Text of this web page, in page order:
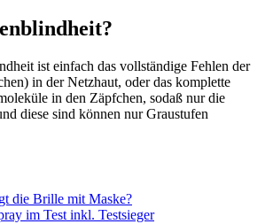
ist einfach das vollständige Fehlen der
in der Netzhaut, oder das komplette
in den Zäpfchen, sodaß nur die
diese sind können nur Graustufen
die Brille mit Maske?
im Test inkl. Testsieger